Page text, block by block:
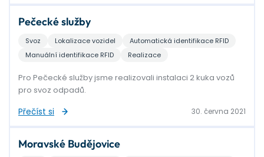
Pečecké služby
Svoz Lokalizace vozidel
Automatická identifikace RFID
Manuální identifikace RFID
Realizace
Pro Pečecké služby jsme realizovali instalaci 2 kuka vozů
pro svoz odpadů.
Přečíst si 30. června 2021
Moravské Budějovice